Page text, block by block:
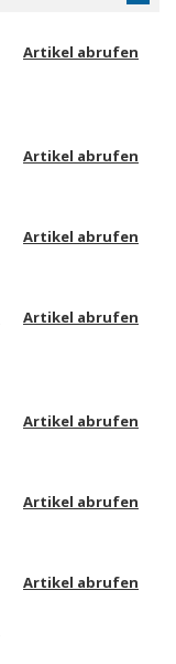
Artikel abrufen
Artikel abrufen
Artikel abrufen
Artikel abrufen
Artikel abrufen
Artikel abrufen
Artikel abrufen